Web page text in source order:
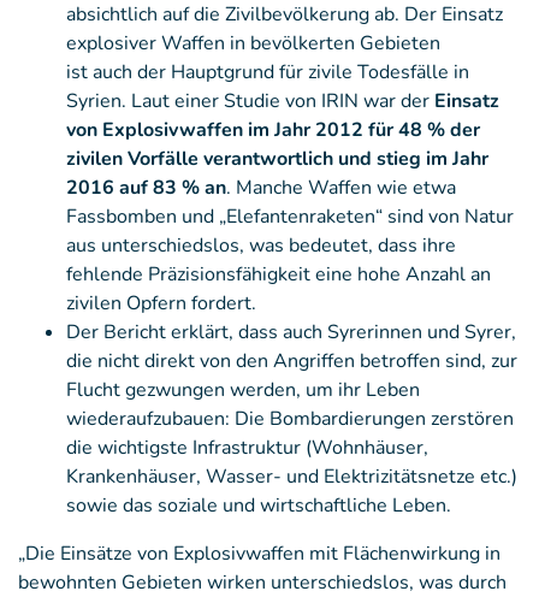
absichtlich auf die Zivilbevölkerung ab. Der Einsatz
explosiver Waffen in bevölkerten Gebieten
ist auch der Hauptgrund für zivile Todesfälle in
Syrien. Laut einer Studie von IRIN war der Einsatz
von Explosivwaffen im Jahr 2012 für 48 % der
zivilen Vorfälle verantwortlich und stieg im Jahr
2016 auf 83 % an. Manche Waffen wie etwa
Fassbomben und „Elefantenraketen“ sind von Natur
aus unterschiedslos, was bedeutet, dass ihre
fehlende Präzisionsfähigkeit eine hohe Anzahl an
zivilen Opfern fordert.
Der Bericht erklärt, dass auch Syrerinnen und Syrer,
die nicht direkt von den Angriffen betroffen sind, zur
Flucht gezwungen werden, um ihr Leben
wiederaufzubauen: Die Bombardierungen zerstören
die wichtigste Infrastruktur (Wohnhäuser,
Krankenhäuser, Wasser- und Elektrizitätsnetze etc.)
sowie das soziale und wirtschaftliche Leben.
„Die Einsätze von Explosivwaffen mit Flächenwirkung in
bewohnten Gebieten wirken unterschiedslos, was durch